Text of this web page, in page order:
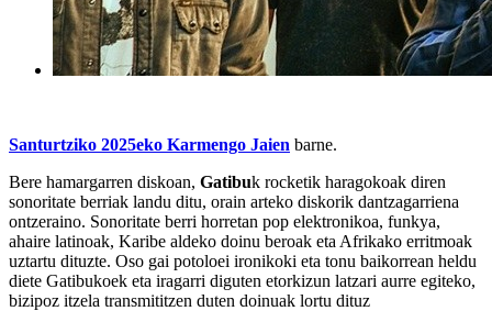
Santurtziko 2025eko Karmengo Jaien barne.
Bere hamargarren diskoan, Gatibuk rocketik haragokoak diren
sonoritate berriak landu ditu, orain arteko diskorik dantzagarriena
ontzeraino. Sonoritate berri horretan pop elektronikoa, funkya,
ahaire latinoak, Karibe aldeko doinu beroak eta Afrikako erritmoak
uztartu dituzte. Oso gai potoloei ironikoki eta tonu baikorrean heldu
diete Gatibukoek eta iragarri diguten etorkizun latzari aurre egiteko,
bizipoz itzela transmititzen duten doinuak lortu dituz